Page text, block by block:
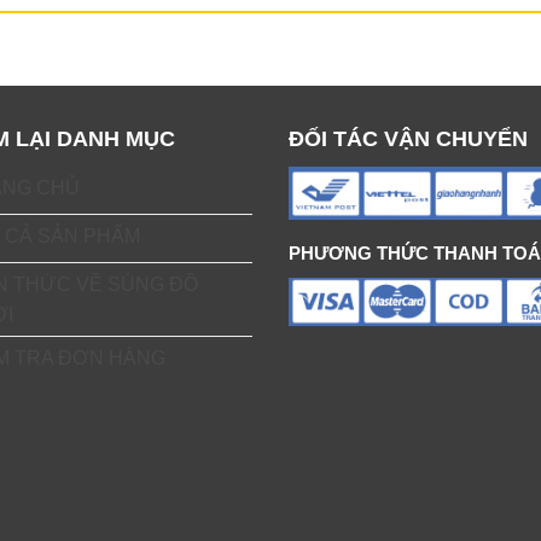
LẠI DANH MỤC ĐỐI TÁC VẬN CHUYỂN
PHƯƠNG THỨC THANH